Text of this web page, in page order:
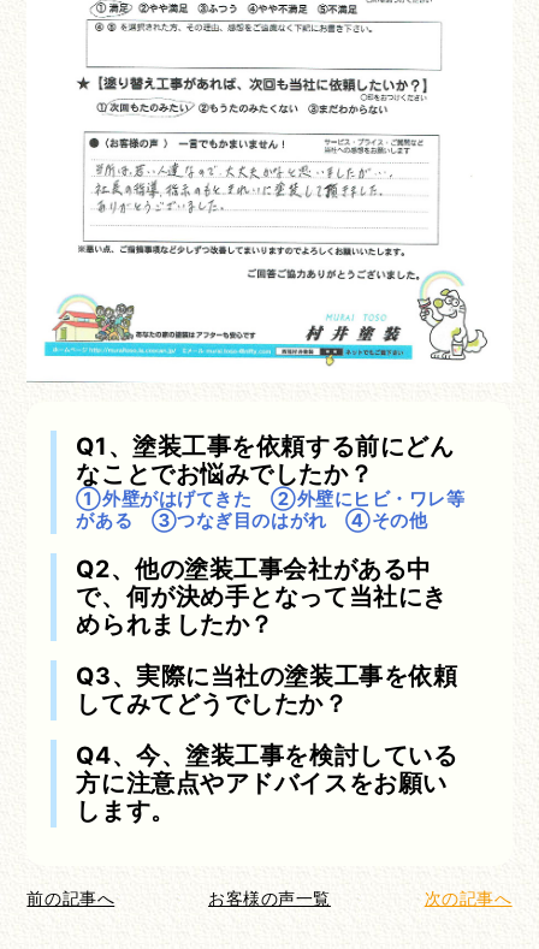
Q1、塗装工事を依頼する前にどん
なことでお悩みでしたか？
①外壁がはげてきた ②外壁にヒビ・ワレ等
がある ③つなぎ目のはがれ ④その他
Q2、他の塗装工事会社がある中
で、何が決め手となって当社にき
められましたか？
Q3、実際に当社の塗装工事を依頼
してみてどうでしたか？
Q4、今、塗装工事を検討している
方に注意点やアドバイスをお願い
します。
前の記事へ お客様の声一覧 次の記事へ